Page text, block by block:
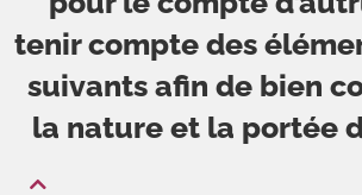
tenir compte des
suivants afin de bien
la nature et la portée